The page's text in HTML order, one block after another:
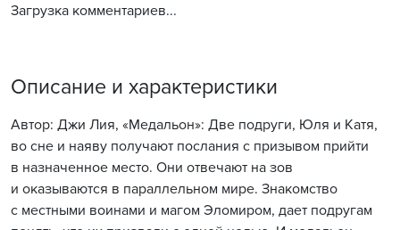
Загрузка комментариев...
Описание и характеристики
Автор: Джи Лия, «Медальон»: Две подруги, Юля и Катя,
во сне и наяву получают послания с призывом прийти
в назначенное место. Они отвечают на зов
и оказываются в параллельном мире. Знакомство
с местными воинами и магом Эломиром, дает подругам